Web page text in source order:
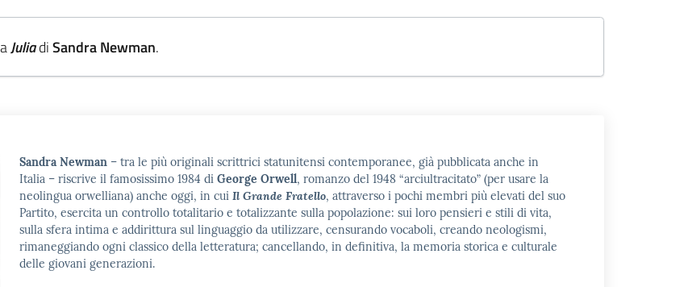
JuliadiSandra Newman.
Sandra Newman– tra le più originali scrittrici statunitensi contemporanee, già pubblicata anche in
Italia – riscrive il famosissimo 1984 di George Orwell, romanzo del 1948 “arciultracitato” (per usare la
neolingua orwelliana) anche oggi, in cui Il Grande Fratello, attraverso i pochi membri più elevati del suo
Partito, esercita un controllo totalitario e totalizzante sulla popolazione: sui loro pensieri e stili di vita,
sulla sfera intima e addirittura sul linguaggio da utilizzare, censurando vocaboli, creando neologismi,
rimaneggiando ogni classico della letteratura; cancellando, in definitiva, la memoria storica e culturale
delle giovani generazioni.